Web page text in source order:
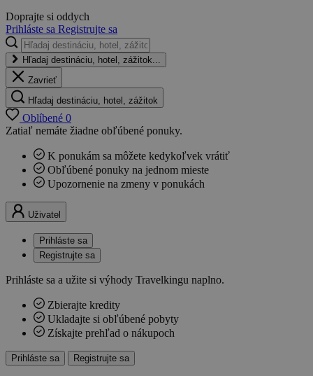
Doprajte si oddych
Prihláste sa Registrujte sa
Hľadaj destináciu, hotel, zážitok...
Zavrieť
Hľadaj destináciu, hotel, zážitok
Oblíbené 0
Zatiaľ nemáte žiadne obľúbené ponuky.
K ponukám sa môžete kedykoľvek vrátiť
Obľúbené ponuky na jednom mieste
Upozornenie na zmeny v ponukách
Uživatel
Prihláste sa
Registrujte sa
Prihláste sa a užite si výhody Travelkingu naplno.
Zbierajte kredity
Ukladajte si obľúbené pobyty
Získajte prehľad o nákupoch
Prihláste sa Registrujte sa